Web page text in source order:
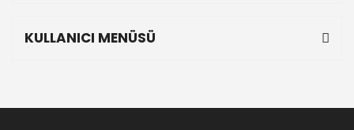
KULLANICI MENÜSÜ